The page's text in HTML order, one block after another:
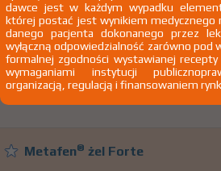
Ibufen®Baby
Ibuprofenum
czopki doodbytnicze 60 mg 5 szt.
Doodbytniczo
Metafen® żel Forte
dawce jest w każdym wypadku
której postać jest wynikiem medycznego
danego pacjenta dokonanego przez
wyłączną odpowiedzialność zarówno pod
formalnej zgodności wystawianej recepty
wymaganiami instytucji
organizacją, regulacją i finansowaniem